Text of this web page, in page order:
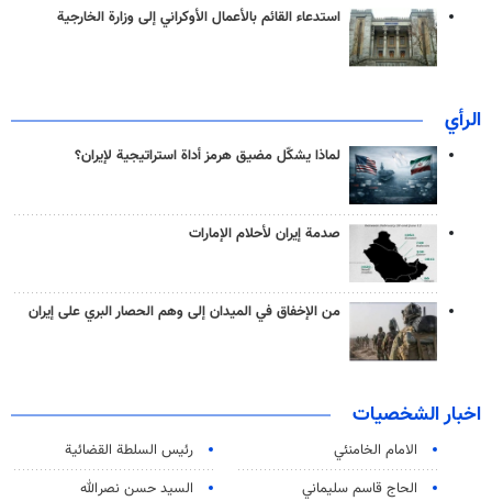
استدعاء القائم بالأعمال الأوكراني إلى وزارة الخارجية
الرأي
لماذا يشكّل مضيق هرمز أداة استراتيجية لإيران؟
صدمة إيران لأحلام الإمارات
من الإخفاق في الميدان إلى وهم الحصار البري على إيران
اخبار الشخصيات
الامام الخامنئي
رئیس السلطة القضائیة
الحاج قاسم سليماني
السيد حسن نصرالله